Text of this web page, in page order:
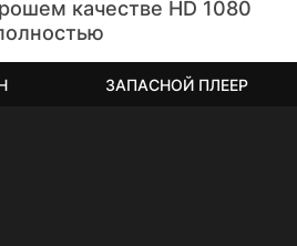
качестве HD 1080
ЗАПАСНОЙ ПЛЕЕР